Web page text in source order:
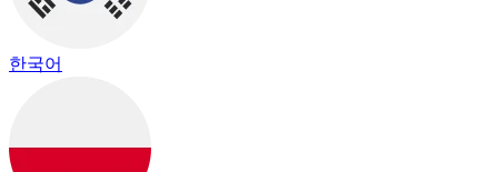
한국어